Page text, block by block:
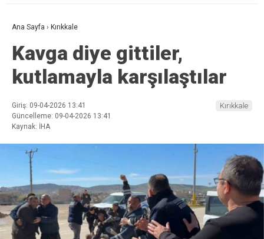
Ana Sayfa › Kırıkkale
Kavga diye gittiler,
kutlamayla karşılaştılar
Giriş: 09-04-2026 13:41
Güncelleme: 09-04-2026 13:41
Kaynak: İHA
Kırıkkale